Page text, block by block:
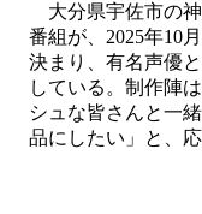
大分県宇佐市の神
番組が、2025年10
決まり、有名声優
している。制作陣
シュな皆さんと一
品にしたい」と、